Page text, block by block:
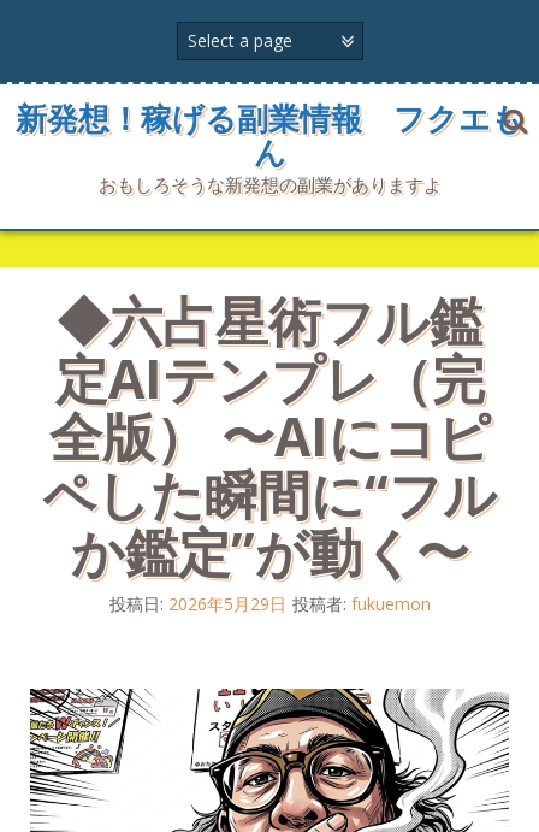
ン
プ
新発想！稼げる副業情報 フクエも
ん
おもしろそうな新発想の副業がありますよ
◆六占星術フル鑑
定AIテンプレ（完
全版） 〜AIにコピ
ペした瞬間に“フル
か鑑定”が動く〜
投稿日: 2026年5月29日 投稿者: fukuemon